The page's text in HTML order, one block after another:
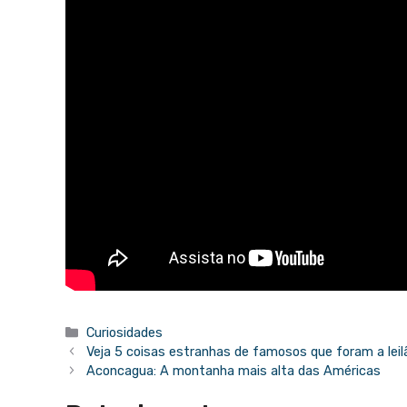
Categorias
Curiosidades
Veja 5 coisas estranhas de famosos que foram a
Aconcagua: A montanha mais alta das Américas